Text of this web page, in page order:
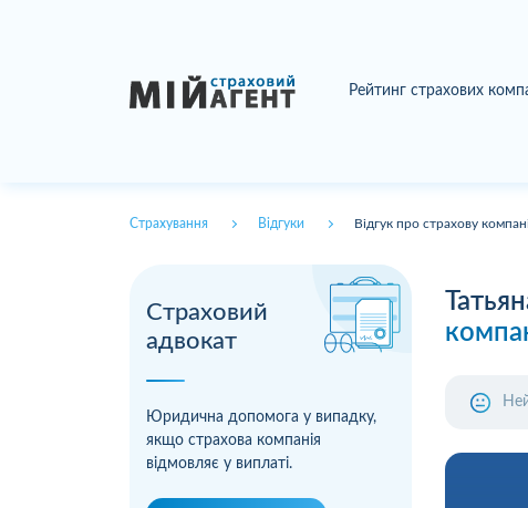
Рейтинг страхових
Страхування Відгуки Відгук про страхову
Страховий
адвокат
Юридична допомога у випадку,
якщо страхова компанія
відмовляє у виплаті.